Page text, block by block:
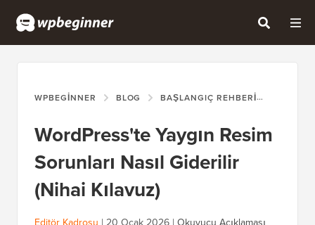
WPBEGINNER BLOG BAŞLANGIÇ REHBERI
WordPress'te Yaygın Resim
Sorunları Nasıl Giderilir
(Nihai Kılavuz)